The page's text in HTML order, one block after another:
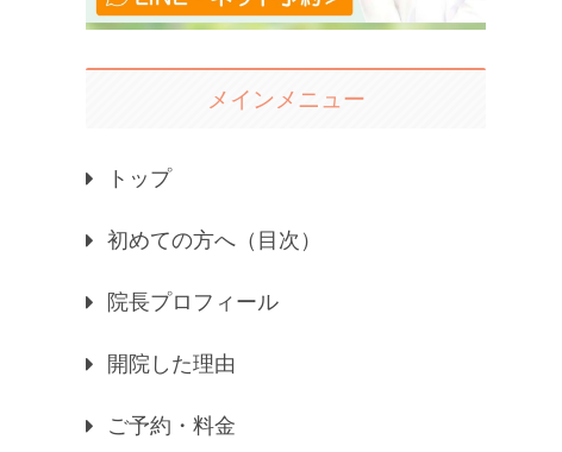
メインメニュー
トップ
初めての方へ（目次）
院長プロフィール
開院した理由
ご予約・料金